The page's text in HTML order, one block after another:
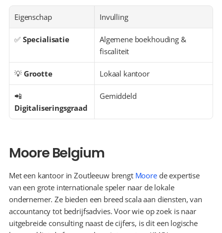
Eigenschap Invulling
✅ Specialisatie
Algemene boekhouding &
fiscaliteit
💡 Grootte Lokaal kantoor
Digitaliseringsgraad
Gemiddeld
Moore Belgium
Met een kantoor in Zoutleeuw brengt Moore de expertise
van een grote internationale speler naar de lokale
ondernemer. Ze bieden een breed scala aan diensten, van
accountancy tot bedrijfsadvies. Voor wie op zoek is naar
uitgebreide consulting naast de cijfers, is dit een logische